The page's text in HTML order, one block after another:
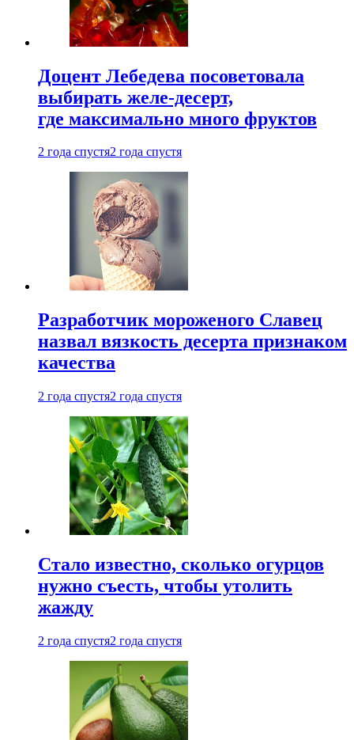
Доцент Лебедева посоветовала
выбирать желе-десерт,
где максимально много фруктов
2 года спустя2 года спустя
Разработчик мороженого Славец
назвал вязкость десерта признаком
качества
2 года спустя2 года спустя
Стало известно, сколько огурцов
нужно съесть, чтобы утолить
жажду
2 года спустя2 года спустя